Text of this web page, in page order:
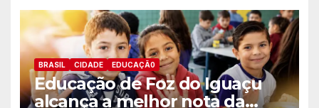
BRASIL CIDADE EDUCAÇÃ0
Educação de Foz do Iguaçu
alcança a melhor nota da